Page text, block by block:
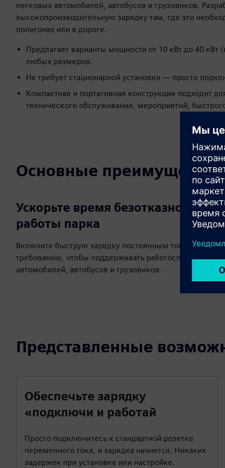
легковых автомобилей, автобусов и грузовиков.
высокопроизводительную зарядку там, где это
полигонах или в дороге.
Предлагает варианты мощности от 10 кВт до 40
любых размеров.
Не требует стационарной установки — просто
Компактная и портативная конструкция подходит
технического обслуживания, мероприятий,
Основные преимущества
Ускорьте время безотказной
работы парка
Включите быструю зарядку постоянным током по
требованию, чтобы поддерживать работоспособность
автомобилей, автобусов и грузовиков.
Представленные
Обеспечьте зарядку
«подключи и работай
Просто подключитесь к стандартной розетке
переменного тока, и зарядка начнется. Никаких
задержек при установке или настройке.